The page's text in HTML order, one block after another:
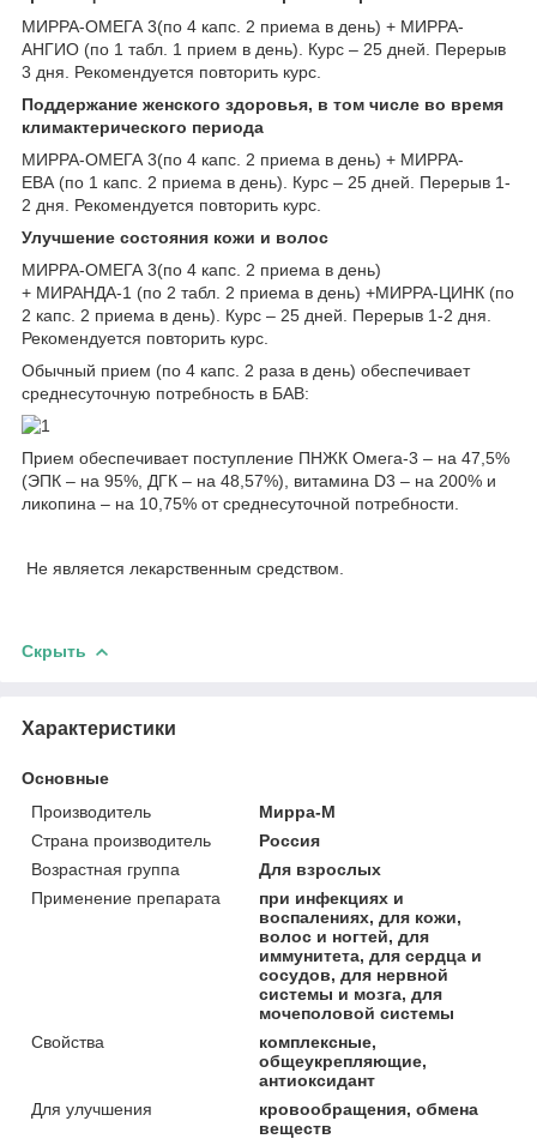
МИРРА-ОМЕГА 3(по 4 капс. 2 приема в день) + МИРРА-
АНГИО (по 1 табл. 1 прием в день). Курс – 25 дней. Перерыв
3 дня. Рекомендуется повторить курс.
Поддержание женского здоровья, в том числе во время
климактерического периода
МИРРА-ОМЕГА 3(по 4 капс. 2 приема в день) + МИРРА-
ЕВА (по 1 капс. 2 приема в день). Курс – 25 дней. Перерыв 1-
2 дня. Рекомендуется повторить курс.
Улучшение состояния кожи и волос
МИРРА-ОМЕГА 3(по 4 капс. 2 приема в день)
+ МИРАНДА-1 (по 2 табл. 2 приема в день) +МИРРА-ЦИНК (по
2 капс. 2 приема в день). Курс – 25 дней. Перерыв 1-2 дня.
Рекомендуется повторить курс.
Обычный прием (по 4 капс. 2 раза в день) обеспечивает
среднесуточную потребность в БАВ:
Прием обеспечивает поступление ПНЖК Омега-3 – на 47,5%
(ЭПК – на 95%, ДГК – на 48,57%), витамина D3 – на 200% и
ликопина – на 10,75% от среднесуточной потребности.
Не является лекарственным средством.
Скрыть
Характеристики
Основные
Производитель
Мирра-М
Страна производитель
Россия
Возрастная группа
Для взрослых
Применение препарата
при инфекциях и
воспалениях, для кожи,
волос и ногтей, для
иммунитета, для сердца и
сосудов, для нервной
системы и мозга, для
мочеполовой системы
Свойства
комплексные,
общеукрепляющие,
антиоксидант
Для улучшения
кровообращения, обмена
веществ